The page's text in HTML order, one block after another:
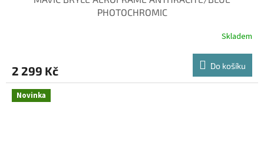
PHOTOCHROMIC
Skladem
2 299 Kč Do košíku
Novinka